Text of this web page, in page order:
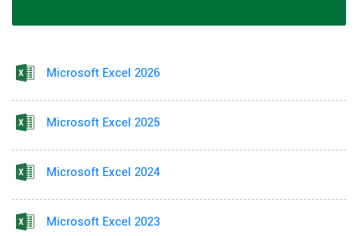
Microsoft Excel 2026
Microsoft Excel 2025
Microsoft Excel 2024
Microsoft Excel 2023